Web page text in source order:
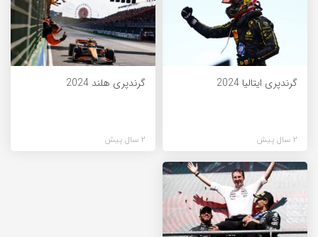
گرندپری ایتالیا 2024
2 سال پیش
گرندپری هلند 2024
2 سال پیش